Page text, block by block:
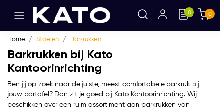
0 0
Home Stoelen Barkrukken
Barkrukken bij Kato
Kantoorinrichting
Ben jij op zoek naar de juiste, meest comfortabele barkruk bij
jouw bartafel? Dan zit je goed bij Kato Kantoorinrichting. Wij
beschikken over een ruim assortiment aan barkrukken van